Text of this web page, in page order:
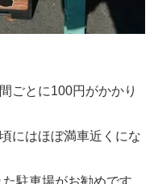
ごとに100円がかかり
にはほぼ満車近くにな
駐車場がお勧めです。